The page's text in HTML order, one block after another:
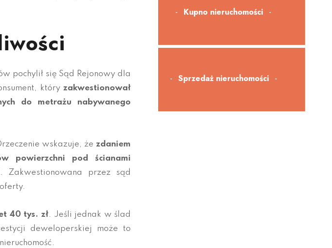
pochylił się Sąd Rejonowy dla
który zakwestionował
do metrażu nabywanego
wskazuje, że zdaniem
powierzchni pod ścianami
. Zakwestionowana przez sąd
40 tys. zł. Jeśli jednak w ślad
deweloperskiej może to
Kupno nieruchomości
Sprzedaż nieruchomości